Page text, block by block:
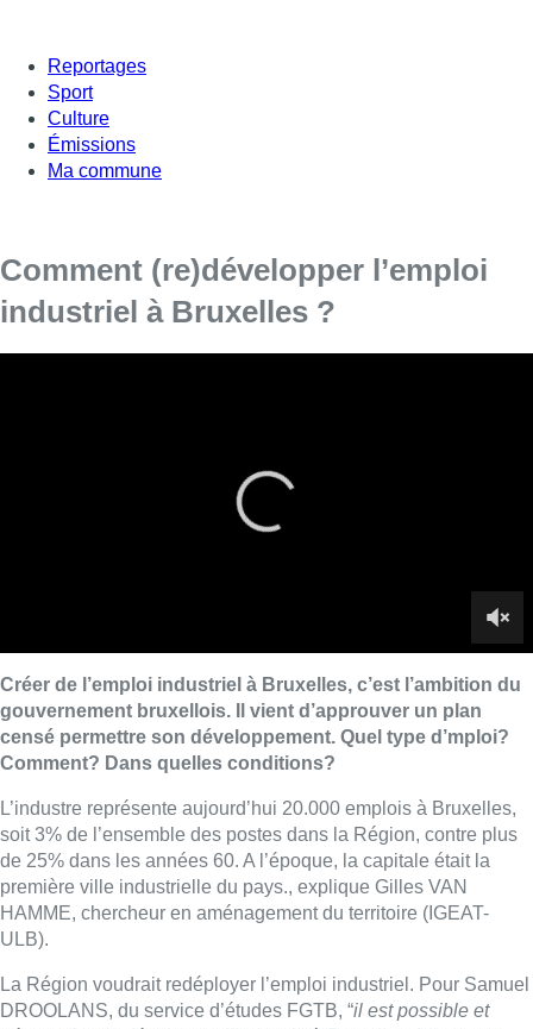
Reportages
Sport
Culture
Émissions
Ma commune
Comment (re)développer l’emploi
industriel à Bruxelles ?
L’industre représente aujourd’hui 20.000 emplois à Bruxelles,
soit 3% de l’ensemble des postes dans la Région, contre plus
HAMME, chercheur en aménagement du territoire (IGEAT-
DROOLANS, du service d’études FGTB, “ il est possible et
nécessaire de développer l’industrie à Bruxelles. Le secteur
industriel offre une mixité sociale importante, et une multitude
d’emplois souvent de qualité. En outre, relocaliser la
production près des lieux de consommation est une réponse
aux enjeux climatiques.”
Mais réserver des zones à la production industrielle n’est pas
évident. Gilles Van Hamme : “La pression est telle que les
espaces réservés à l’industrie sont rognés, essentiellement par
le logement
Il y a une réflexion à mener pour concilier davantage fonctions
résidentielle et industrielle, indique Lise NAKHLÉ, conseillère